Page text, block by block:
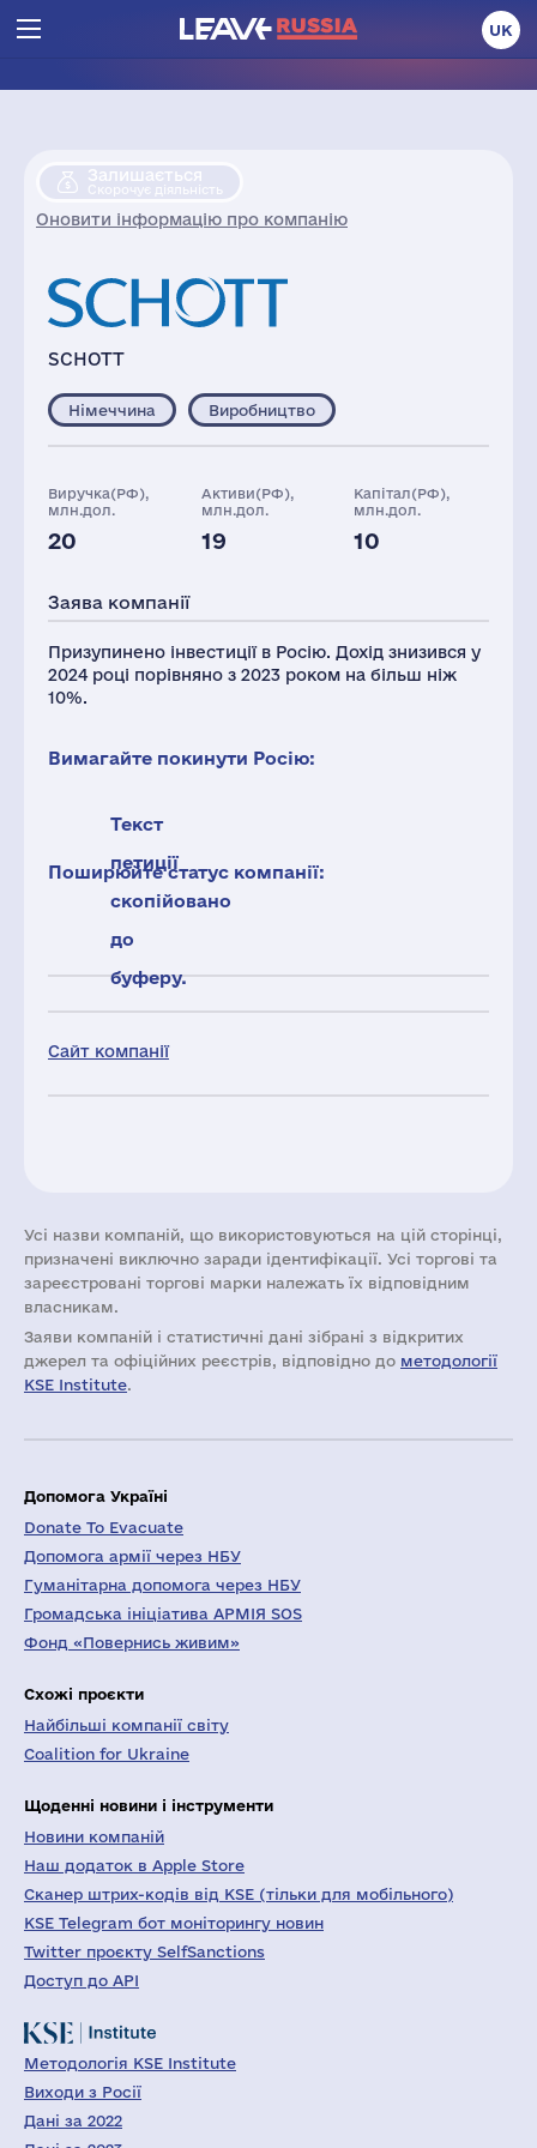
UK
Залишається
Скорочує діяльність
Оновити інформацію про компанію
SCHOTT
Сайт компанії
Німеччина Виробництво
Виручка(РФ),
млн.дол.
20
Активи(РФ),
млн.дол.
19
Капітал(РФ),
млн.дол.
10
2368
Заява компанії
Призупинено інвестиції в Росію. Дохід знизився у
2024 році порівняно з 2023 роком на більш ніж
10%.
Вимагайте покинути Росію:
Текст
петиції
скопійовано
до
буферу.
Поширюйте статус компанії:
Усі назви компаній, що використовуються на цій сторінці,
призначені виключно заради ідентифікації. Усі торгові та
зареєстровані торгові марки належать їх відповідним
власникам.
Заяви компаній i статистичні дані зібрані з відкритих
джерел та офіційних реєстрів, відповідно до методології
KSE Institute.
Допомога Україні
Donate To Evacuate
Допомога армії через НБУ
Гуманітарна допомога через НБУ
Громадська ініціатива АРМІЯ SOS
Фонд «Повернись живим»
Схожі проєкти
Найбільші компанії світу
Coalition for Ukraine
Щоденні новини і інструменти
Новини компаній
Наш додаток в Apple Store
Сканер штрих-кодів від KSE (тільки для мобільного)
KSE Telegram бот моніторингу новин
Twitter проєкту SelfSanctions
Доступ до API
Методологія KSE Institute
Виходи з Росії
Дані за 2022